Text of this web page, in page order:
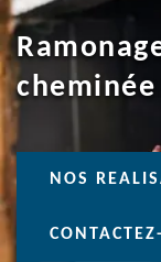
cheminée
NOS